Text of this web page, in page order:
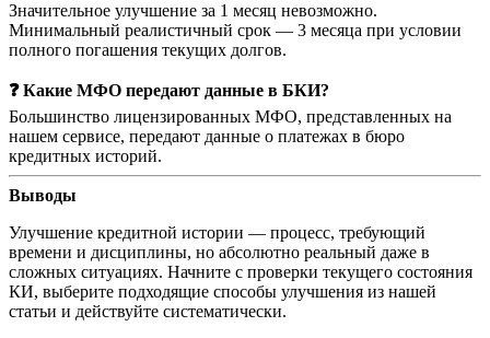
Значительное улучшение за 1 месяц невозможно.
Минимальный реалистичный срок — 3 месяца при условии
полного погашения текущих долгов.
❓ Какие МФО передают данные в БКИ?
Большинство лицензированных МФО, представленных на
нашем сервисе, передают данные о платежах в бюро
кредитных историй.
Выводы
Улучшение кредитной истории — процесс, требующий
времени и дисциплины, но абсолютно реальный даже в
сложных ситуациях. Начните с проверки текущего состояния
КИ, выберите подходящие способы улучшения из нашей
статьи и действуйте систематически.